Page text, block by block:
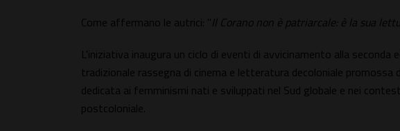
Come affermano le autrici: "Il Corano non è patriarcale: è la sua
L'iniziativa inaugura un ciclo di eventi di avvicinamento alla seconda
tradizionale rassegna di cinema e letteratura decoloniale promossa
dedicata ai femminismi nati e sviluppati nel Sud globale e nei
postcoloniale.